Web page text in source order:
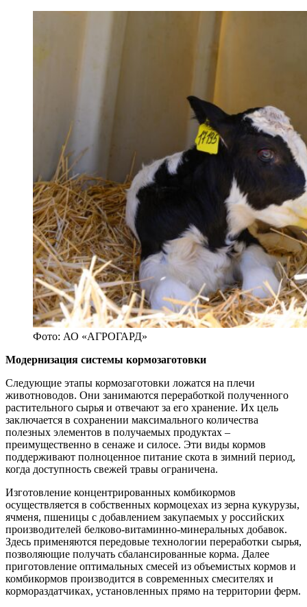
Фото: АО «АГРОГАРД»
Модернизация системы кормозаготовки
Следующие этапы кормозаготовки ложатся на плечи
животноводов. Они занимаются переработкой полученного
растительного сырья и отвечают за его хранение. Их цель
заключается в сохранении максимального количества
полезных элементов в получаемых продуктах –
преимущественно в сенаже и силосе. Эти виды кормов
поддерживают полноценное питание скота в зимний период,
когда доступность свежей травы ограничена.
Изготовление концентрированных комбикормов
осуществляется в собственных кормоцехах из зерна кукурузы,
ячменя, пшеницы с добавлением закупаемых у российских
производителей белково-витаминно-минеральных добавок.
Здесь применяются передовые технологии переработки сырья,
позволяющие получать сбалансированные корма. Далее
приготовление оптимальных смесей из объемистых кормов и
комбикормов производится в современных смесителях и
кормораздатчиках, установленных прямо на территории ферм.